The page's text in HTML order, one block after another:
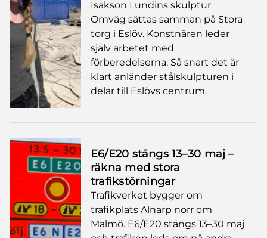
Isakson Lundins skulptur
Omväg sättas samman på Stora
torg i Eslöv. Konstnären leder
själv arbetet med
förberedelserna. Så snart det är
klart anländer stålskulpturen i
delar till Eslövs centrum.
E6/E20 stängs 13–30 maj –
räkna med stora
trafikstörningar
Trafikverket bygger om
trafikplats Alnarp norr om
Malmö. E6/E20 stängs 13–30 maj